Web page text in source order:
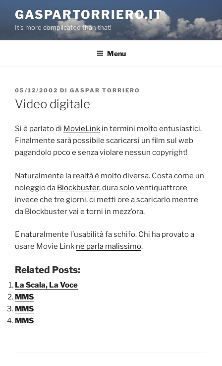
contenuto
GASPARTORRIERO.IT
It's more complicated than that!
Menu
PUBBLICATO
IL
05/12/2002 DI GASPAR TORRIERO
Video digitale
Si è parlato di MovieLink in termini molto entusiastici.
Finalmente sarà possibile scaricarsi un film sul web
pagandolo poco e senza violare nessun copyright!
Naturalmente la realtà è molto diversa. Costa come un
noleggio da Blockbuster, dura solo ventiquattrore
invece che tre giorni, ci metti ore a scaricarlo mentre
da Blockbuster vai e torni in mezz’ora.
E naturalmente l’usabilità fa schifo. Chi ha provato a
usare Movie Link ne parla malissimo.
Related Posts:
La Scala, La Voce
MMS
MMS
MMS